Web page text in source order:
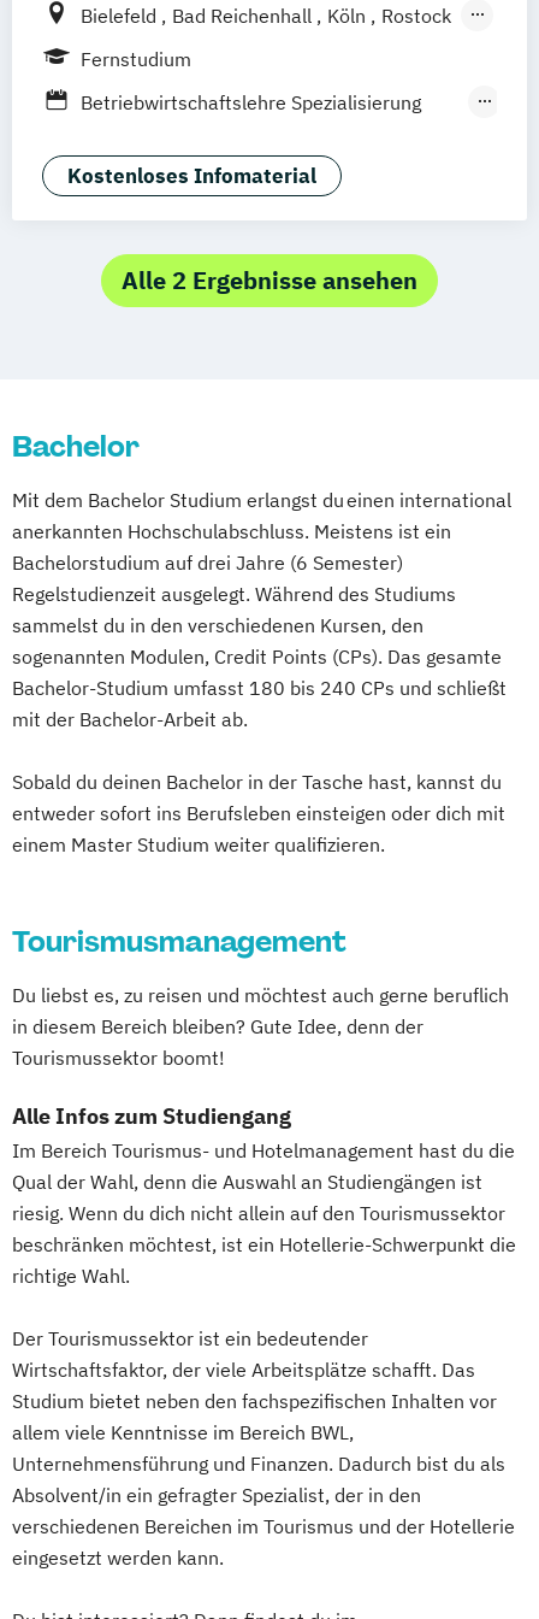
Bielefeld Bad Reichenhall Köln
Rostock
Freiburg
Deggendorf Karlsruhe Kassel
Oberhausen Offenbach Saarbrücken
Neu-Ulm Graz Innsbruck Wien
Augsburg Freising Friedrichshafen
Klagenfurt Magdeburg Münster Trier
Würzburg Chemnitz Linz
Fernstudium
Betriebwirtschaftslehre Spezialisierung
Hotelmanagement (DE/EN)
Tourismusmanagement
Kostenloses Infomaterial
Alle 2 Ergebnisse ansehen
Bachelor
Mit dem Bachelor Studium erlangst du einen international
anerkannten Hochschulabschluss. Meistens ist ein
Bachelorstudium auf drei Jahre (6 Semester)
Regelstudienzeit ausgelegt. Während des Studiums
sammelst du in den verschiedenen Kursen, den
sogenannten Modulen, Credit Points (CPs). Das gesamte
Bachelor-Studium umfasst 180 bis 240 CPs und schließt
mit der Bachelor-Arbeit ab.
Sobald du deinen Bachelor in der Tasche hast, kannst du
entweder sofort ins Berufsleben einsteigen oder dich mit
einem Master Studium weiter qualifizieren.
Tourismusmanagement
Du liebst es, zu reisen und möchtest auch gerne beruflich
in diesem Bereich bleiben? Gute Idee, denn der
Tourismussektor boomt!
Alle Infos zum Studiengang
Im Bereich Tourismus- und Hotelmanagement hast du die
Qual der Wahl, denn die Auswahl an Studiengängen ist
riesig. Wenn du dich nicht allein auf den Tourismussektor
beschränken möchtest, ist ein Hotellerie-Schwerpunkt die
richtige Wahl.
Der Tourismussektor ist ein bedeutender
Wirtschaftsfaktor, der viele Arbeitsplätze schafft. Das
Studium bietet neben den fachspezifischen Inhalten vor
allem viele Kenntnisse im Bereich BWL,
Unternehmensführung und Finanzen. Dadurch bist du als
Absolvent/in ein gefragter Spezialist, der in den
verschiedenen Bereichen im Tourismus und der Hotellerie
eingesetzt werden kann.